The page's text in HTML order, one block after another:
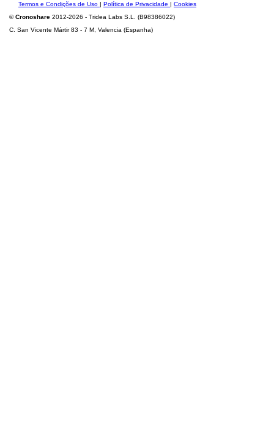
Termos e Condições de Uso | Política de Privacidade | Cookies
©Cronoshare 2012-2026 - Tridea Labs S.L. (B98386022)
C. San Vicente Mártir 83 - 7 M, Valencia (Espanha)